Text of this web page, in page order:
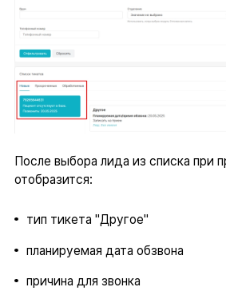
После выбора лида из списка при
отобразится:
тип тикета "Другое"
планируемая дата обзвона
причина для звонка